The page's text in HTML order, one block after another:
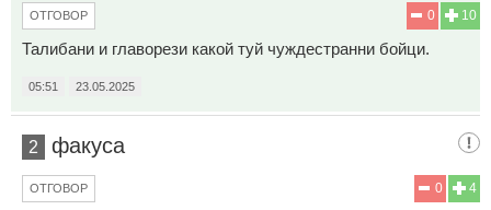
10
0
ОТГОВОР
Талибани и главорези какой туй чуждестранни бойци.
05:51 23.05.2025
2 факуса
4
0
ОТГОВОР